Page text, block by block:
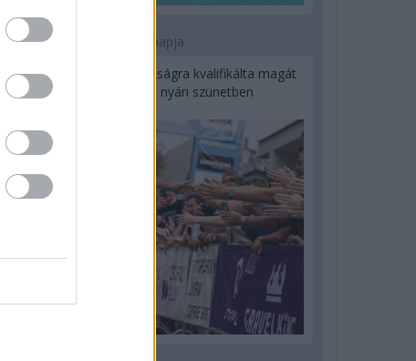
1 napja
Kerékpáros világbajnokságra kvalifikálta magát
Bottas az F1-es nyári szünetben